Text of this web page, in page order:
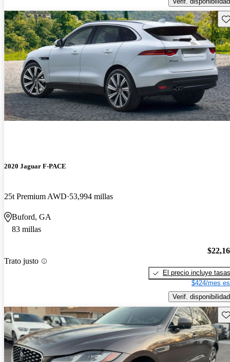
2020 Jaguar F-PACE
25t Premium AWD 53,994 millas
Buford, GA
83 millas
Trato justo
El precio incluye tasas
$424/mes
Verif. disponibilidad